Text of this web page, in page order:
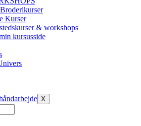
Kurser
& workshops
kursusside
X